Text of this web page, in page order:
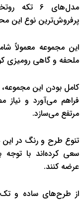
مدل‌های 6
پرفروش‌ترین نوع این
این مجموعه معمولاً
ملحفه و گاهی رومیزی
کامل بودن این
فراهم می‌آورد و نیاز
مرتفع می‌سازد.
تنوع طرح و رنگ در این
سعی کرده‌اند با
عرضه کنند.
از طرح‌های ساده و